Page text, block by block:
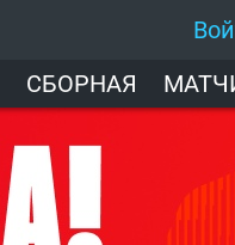
СБОРНАЯ